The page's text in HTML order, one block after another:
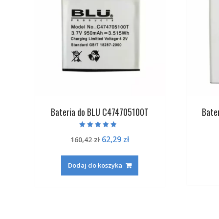
Bateria do BLU C474705100T
4.50
na 5
160,42zł Pierwotna
wynosiła:
160,42 zł.
62,29 złAktualna
62,29 zł.
Dodaj do koszyka